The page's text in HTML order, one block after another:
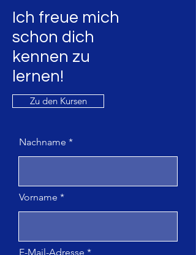
Ich freue mich
schon dich
kennen zu
lernen!
Zu den Kursen
Nachname
Vorname
E-Mail-Adresse